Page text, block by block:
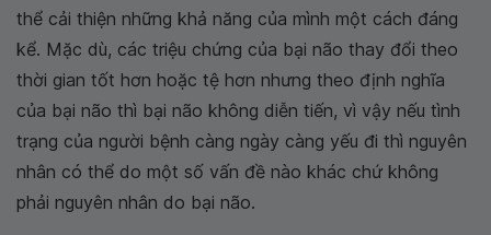
thể cải thiện những khả năng của mình một cách đáng
kể. Mặc dù, các triệu chứng của bại não thay đổi theo
thời gian tốt hơn hoặc tệ hơn nhưng theo định nghĩa
của bại não thì bại não không diễn tiến, vì vậy nếu tình
trạng của người bệnh càng ngày càng yếu đi thì nguyên
nhân có thể do một số vấn đề nào khác chứ không
phải nguyên nhân do bại não.